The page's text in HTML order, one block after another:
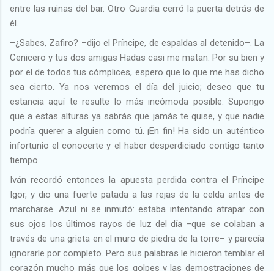
entre las ruinas del bar. Otro Guardia cerró la puerta detrás de
él.
–¿Sabes, Zafiro? –dijo el Príncipe, de espaldas al detenido–. La
Cenicero y tus dos amigas Hadas casi me matan. Por su bien y
por el de todos tus cómplices, espero que lo que me has dicho
sea cierto. Ya nos veremos el día del juicio; deseo que tu
estancia aquí te resulte lo más incómoda posible. Supongo
que a estas alturas ya sabrás que jamás te quise, y que nadie
podría querer a alguien como tú. ¡En fin! Ha sido un auténtico
infortunio el conocerte y el haber desperdiciado contigo tanto
tiempo.
Iván recordó entonces la apuesta perdida contra el Príncipe
Igor, y dio una fuerte patada a las rejas de la celda antes de
marcharse. Azul ni se inmutó: estaba intentando atrapar con
sus ojos los últimos rayos de luz del día –que se colaban a
través de una grieta en el muro de piedra de la torre– y parecía
ignorarle por completo. Pero sus palabras le hicieron temblar el
corazón mucho más que los golpes y las demostraciones de